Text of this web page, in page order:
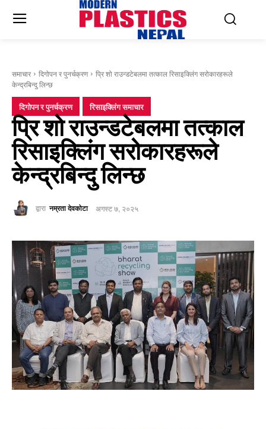
समाचार दिगोपन र पुनर्चक्रण
प्रि शो राउन्डटेबलमा तत्काल रिसाइक्लिंग सरोकारहरूले
केन्द्रबिन्दु लिन्छ
दिगोपन र पुनर्चक्रण रिसाइक्लिंग समाचार
प्रि शो राउन्डटेबलमा तत्काल
रिसाइक्लिंग सरोकारहरूले
केन्द्रबिन्दु लिन्छ
द्वारा नम्रता देवकोटा अगस्ट ७, २०२५